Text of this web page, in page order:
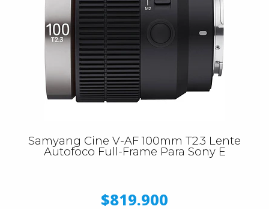
Samyang Cine V-AF 100mm T2.3 Lente
Autofoco Full-Frame Para Sony E
$819.900